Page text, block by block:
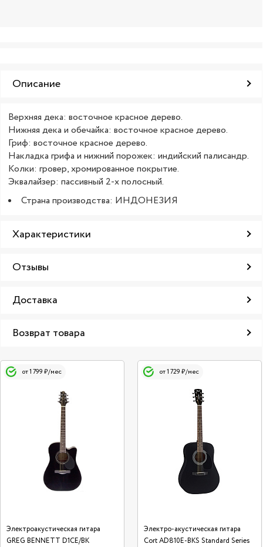
Описание
Верхняя дека: восточное красное дерево.
Нижняя дека и обечайка: восточное красное дерево.
Гриф: восточное красное дерево.
Накладка грифа и нижний порожек: индийский палисандр.
Колки: гровер, хромированное покрытие.
Эквалайзер: пассивный 2-х полосный.
Страна производства: ИНДОНЕЗИЯ
Характеристики
Отзывы
Доставка
Возврат товара
от 1 799 ₽/мес
Электроакустическая гитара
GREG BENNETT D1CE/BK
от 1 729 ₽/мес
Электро-акустическая гитара
Cort AD810E-BKS Standard Series